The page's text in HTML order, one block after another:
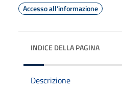
Accesso all'informazione
INDICE DELLA PAGINA
Descrizione